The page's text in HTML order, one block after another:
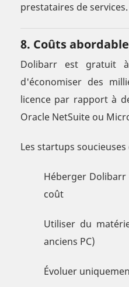
prestataires de services.
8. Coûts
Dolibarr est gratuit
d'économiser des
licence par rapport à
Oracle NetSuite ou
Les startups
Héberger
coût
Utiliser du
anciens PC)
Évoluer